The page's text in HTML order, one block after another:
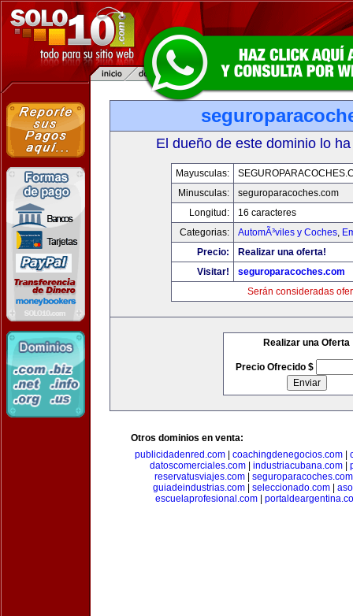
El dueño de este dominio lo
Mayusculas:
Minusculas:
seguroparacoches.com
Longitud:
16 caracteres
Categorias:
AutomÃ³viles y Coches,
Precio:
Realizar una oferta!
Visitar!
seguroparacoches.com
Serán consideradas
Realizar una Oferta
Precio Ofrecido $
Otros dominios en venta:
publicidadenred.com| coachingdenegocios.com|
datoscomerciales.com| industriacubana.com|
reservatusviajes.com| seguroparacoches.com
guiadeindustrias.com
seleccionado.com
escuelaprofesional.com